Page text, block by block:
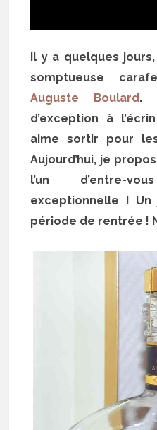
Il y a quelques
somptueuse
Auguste Boulard.
d’exception à
aime sortir pour
Aujourd’hui, je
l’un d’entre-
exceptionnelle !
période de rentrée !